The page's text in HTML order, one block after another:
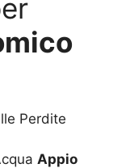
Perdite
Appio